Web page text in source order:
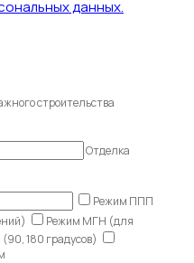
данных.
строительства
Отделка
Режим ППП
Режим МГН (для
180 градусов)